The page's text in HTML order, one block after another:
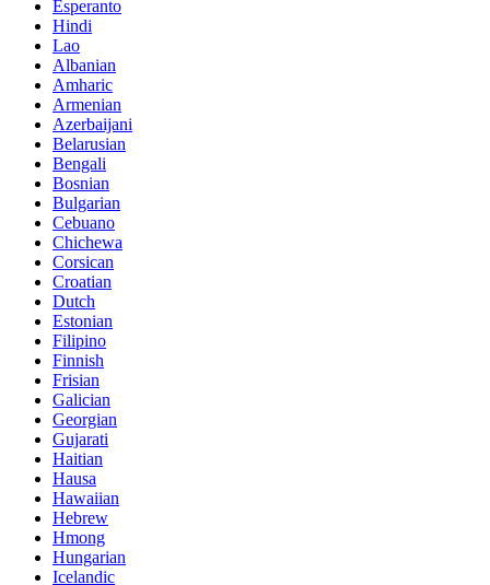
Esperanto
Hindi
Lao
Albanian
Amharic
Armenian
Azerbaijani
Belarusian
Bengali
Bosnian
Bulgarian
Cebuano
Chichewa
Corsican
Croatian
Dutch
Estonian
Filipino
Finnish
Frisian
Galician
Georgian
Gujarati
Haitian
Hausa
Hawaiian
Hebrew
Hmong
Hungarian
Icelandic